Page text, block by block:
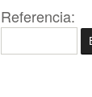
Referencia: